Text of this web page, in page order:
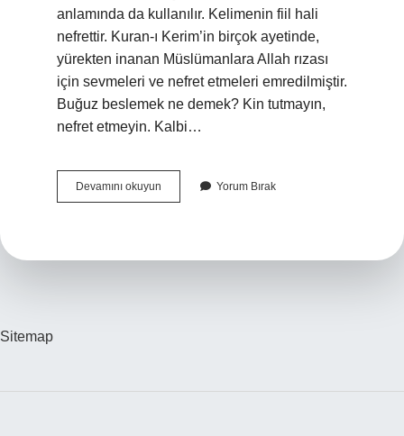
anlamında da kullanılır. Kelimenin fiil hali
nefrettir. Kuran-ı Kerim’in birçok ayetinde,
yürekten inanan Müslümanlara Allah rızası
için sevmeleri ve nefret etmeleri emredilmiştir.
Buğuz beslemek ne demek? Kin tutmayın,
nefret etmeyin. Kalbi…
Devamını okuyun
Ile
Yorum Bırak
Sitemap